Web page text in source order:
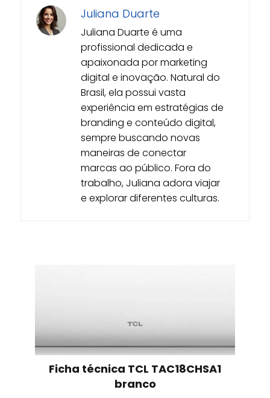
Juliana Duarte
Juliana Duarte é uma
profissional dedicada e
apaixonada por marketing
digital e inovação. Natural do
Brasil, ela possui vasta
experiência em estratégias de
branding e conteúdo digital,
sempre buscando novas
maneiras de conectar
marcas ao público. Fora do
trabalho, Juliana adora viajar
e explorar diferentes culturas.
Ficha técnica TCL TAC18CHSA1
branco